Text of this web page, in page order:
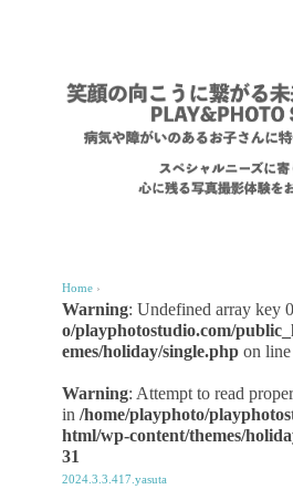
Home ›
Warning: Undefined array key
o/playphotostudio.com/
emes/holiday/single.php on line
Warning: Attempt to read
in /home/playphoto/
html/wp-content/themes/
31
2024.3.3.417.yasuta